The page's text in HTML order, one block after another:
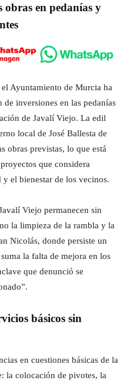
obras en pedanías y
Ayuntamiento de Murcia ha
inversiones en las pedanías
de Javalí Viejo. La edil
local de José Ballesta de
obras previstas, lo que está
que considera
el bienestar de los vecinos.
Viejo permanecen sin
la limpieza de la rambla y la
Nicolás, donde persiste un
la falta de mejora en los
que denunció se
básicos sin
en cuestiones básicas de la
la colocación de pivotes, la